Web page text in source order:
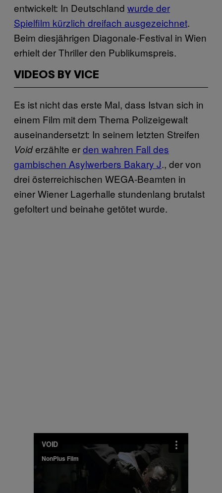
entwickelt: In Deutschland wurde der
Spielfilm kürzlich dreifach ausgezeichnet.
Beim diesjährigen Diagonale-Festival in Wien
erhielt der Thriller den Publikumspreis.
VIDEOS BY VICE
Es ist nicht das erste Mal, dass Istvan sich in
einem Film mit dem Thema Polizeigewalt
auseinandersetzt: In seinem letzten Streifen
Voiderzählte erden wahren Fall des
gambischen Asylwerbers Bakary J., der von
drei österreichischen WEGA-Beamten in
einer Wiener Lagerhalle stundenlang brutalst
gefoltert und beinahe getötet wurde.